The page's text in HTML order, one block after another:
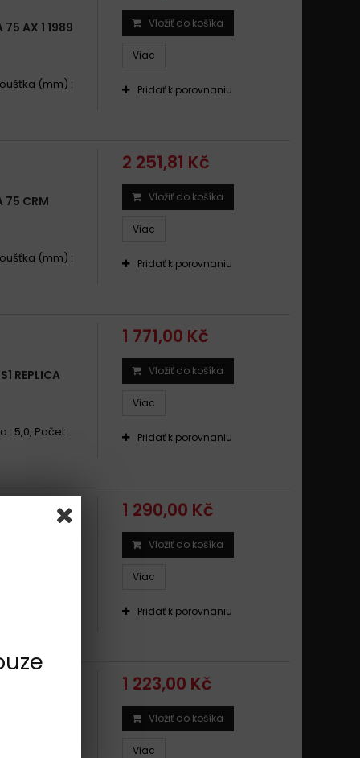
75 AX 1 1989
(mm) :
Vložiť do košíka
Viac
Pridať k porovnaniu
75 CRM
(mm) :
2 251,81 Kč
Vložiť do košíka
Viac
Pridať k porovnaniu
REPLICA
: 5,0, Počet
1 771,00 Kč
Vložiť do košíka
Viac
Pridať k porovnaniu
1991 -
1 290,00 Kč
Vložiť do košíka
Viac
Pridať k porovnaniu
1 223,00 Kč
Vložiť do košíka
Viac